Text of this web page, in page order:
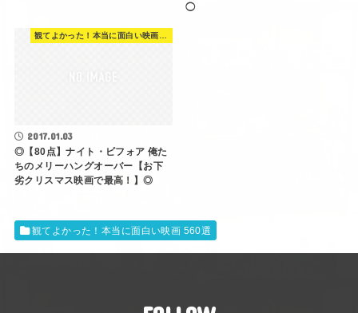
◯
2017.01.03
◎【80点】ナイト・ビフォア 俺た
ちのメリーハングオーバー【お下
劣クリスマス映画で最高！】◎
観てよかった！本当に面白い映画 560選